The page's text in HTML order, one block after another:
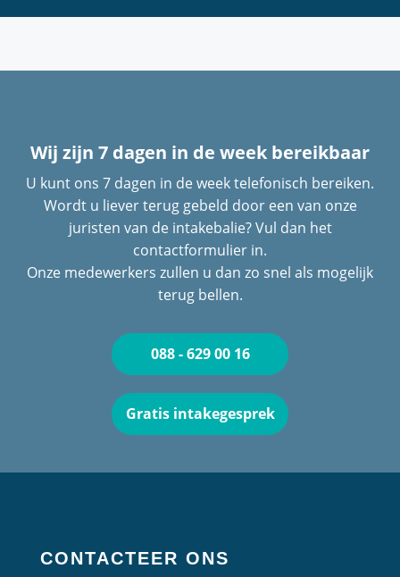
Wij zijn 7 dagen in de week bereikbaar
U kunt ons 7 dagen in de week telefonisch bereiken.
Wordt u liever terug gebeld door een van onze
juristen van de intakebalie? Vul dan het
contactformulier in.
Onze medewerkers zullen u dan zo snel als mogelijk
terug bellen.
088 - 629 00 16
Gratis intakegesprek
CONTACTEER ONS